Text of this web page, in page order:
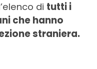
di tutti i
che hanno
straniera.